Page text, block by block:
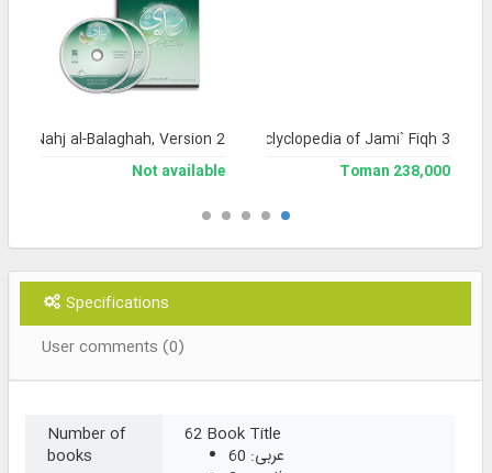
Library and Enclyclopedia of Jami` Fiqh 3
238,000 Toman
of Nahj al-Balaghah, Version 2
Not available
Specifications
User comments (0)
Number of
books
62 Book Title
عربی: 60